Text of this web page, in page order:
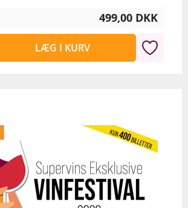
499,00 DKK
LÆG I KURV